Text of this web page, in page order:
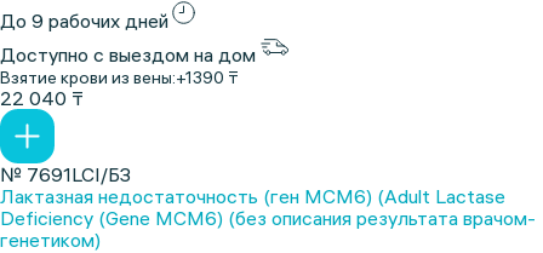
До 9 рабочих дней
Доступно с выездом на дом
Взятие крови из вены:+1390 ₸
22 040 ₸
№ 7691LCI/БЗ
Лактазная недостаточность (ген MCM6) (Adult Lactase
Deficiency (Gene MCM6) (без описания результата врачом-
генетиком)